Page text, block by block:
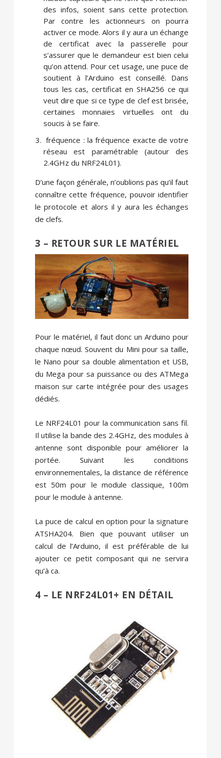
des infos, soient sans cette protection.
Par contre les actionneurs on pourra
activer ce mode. Alors il y aura un échange
de certificat avec la passerelle pour
s’assurer que le demandeur est bien celui
qu’on attend. Pour cet usage, une puce de
soutient à l’Arduino est conseillé. Dans
tous les cas, certificat en SHA256 ce qui
veut dire que si ce type de clef est brisée,
certaines monnaies virtuelles ont du
soucis à se faire.
fréquence : la fréquence exacte de votre
réseau est paramétrable (autour des
2.4GHz du NRF24L01).
D’une façon générale, n’oublions pas qu’il faut
connaître cette fréquence, pouvoir identifier
le protocole et alors il y aura les échanges
de clefs.
3 – RETOUR SUR LE MATÉRIEL
Pour le matériel, il faut donc un Arduino pour
chaque nœud. Souvent du Mini pour sa taille,
le Nano pour sa double alimentation et USB,
du Mega pour sa puissance ou des ATMega
maison sur carte intégrée pour des usages
dédiés.
Le NRF24L01 pour la communication sans fil.
Il utilise la bande des 2.4GHz, des modules à
antenne sont disponible pour améliorer la
portée. Suivant les conditions
environnementales, la distance de référence
est 50m pour le module classique, 100m
pour le module à antenne.
La puce de calcul en option pour la signature
ATSHA204. Bien que pouvant utiliser un
calcul de l’Arduino, il est préférable de lui
ajouter ce petit composant qui ne servira
qu’à ca.
4 – LE NRF24L01+ EN DÉTAIL